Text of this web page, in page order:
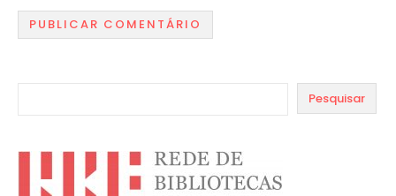
Pesquisar